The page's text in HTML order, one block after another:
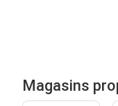
Magasins